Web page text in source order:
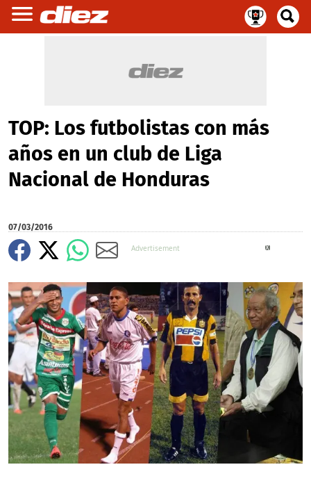
TOP: Los futbolistas con más
años en un club de Liga
Nacional de Honduras
07/03/2016
X